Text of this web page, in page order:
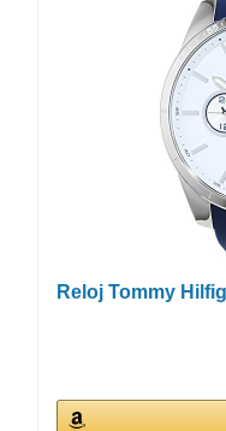
Reloj Tommy